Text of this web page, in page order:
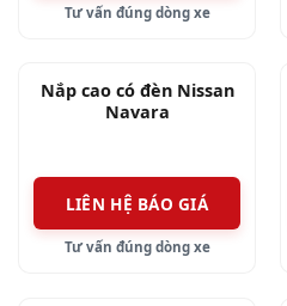
chúng tôi còn bôi thêm
✅Form chuẩn ôm sát và
Tư vấn đúng dòng xe
Nắp cao có đèn Nissan
Navara
LIÊN HỆ BÁO GIÁ
Tư vấn đúng dòng xe